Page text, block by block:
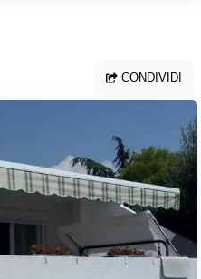
CONDIVIDI